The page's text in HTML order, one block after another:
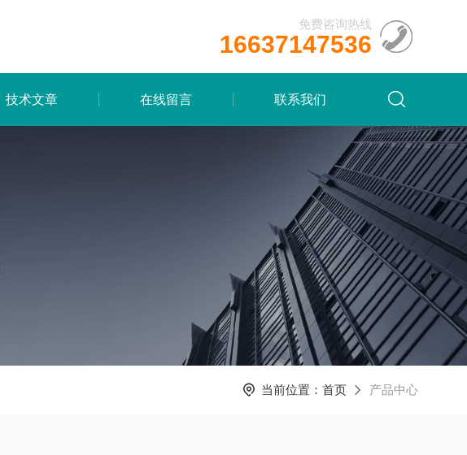
免费咨询热线
16637147536
技术文章 在线留言 联系我们
当前位置： 首页 产品中心